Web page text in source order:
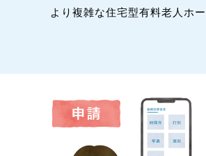
より複雑な住宅型有料老人ホ